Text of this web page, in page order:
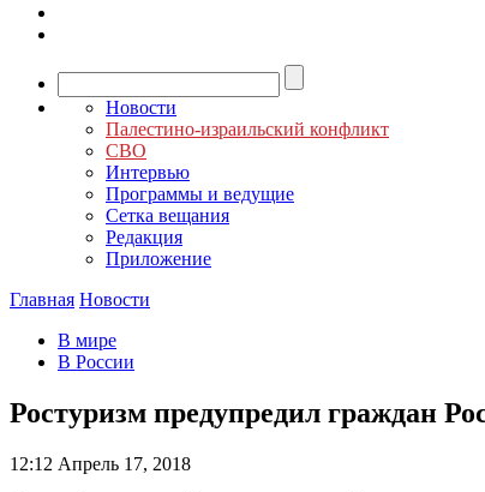
Новости
Палестино-израильский конфликт
СВО
Интервью
Программы и ведущие
Сетка вещания
Редакция
Приложение
Главная Новости
В мире
В России
Ростуризм предупредил граждан
12:12 Апрель 17, 2018